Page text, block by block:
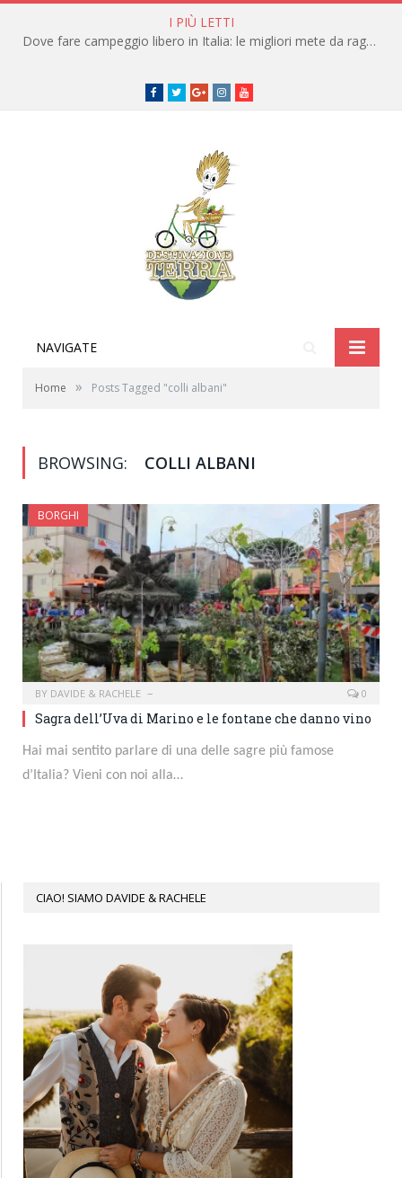
I PIÙ LETTI
Dove fare campeggio libero in Italia: le migliori mete da raggiungere in traghetto
Facebook
TwitterGoogle+instagramyoutube
NAVIGATE
Home » Posts Tagged "colli albani"
BROWSING: COLLI ALBANI
BORGHI
BY DAVIDE & RACHELE 0
Sagra dell’Uva di Marino e le fontane che danno vino
Hai mai sentito parlare di una delle sagre più famose
d’Italia? Vieni con noi alla…
CIAO! SIAMO DAVIDE & RACHELE